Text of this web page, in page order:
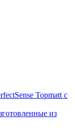
Topmatt с
из